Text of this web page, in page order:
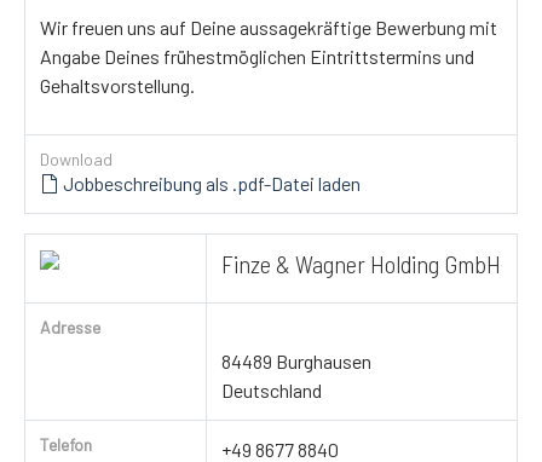
Wir freuen uns auf Deine aussagekräftige Bewerbung mit
Angabe Deines frühestmöglichen Eintrittstermins und
Gehaltsvorstellung.
Download
Jobbeschreibung als .pdf-Datei laden
Finze & Wagner Holding GmbH
Adresse
84489 Burghausen
Deutschland
Telefon +49 8677 8840